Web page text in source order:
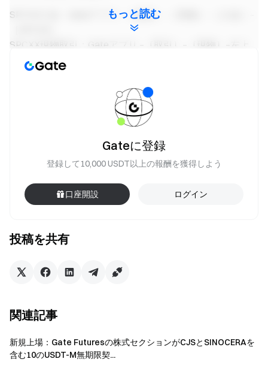
SPCXX入金：Gateアプリ –［資産］–［現物］–［入金］–
SPCXX現物取引：Gateアプリ –［取引］–［現物］–左上
でSPCXXマーケットを選択
SPCXX即時スワップ取引：Gateアプリ –［取引］–［即時
スワップ］–SPCXXを選択
暗号通貨へのゲートウェイ
今すぐ行動を
を獲得
Gate 公式ウェブサイトを訪問
X (Twitter) でフォローしてさらなるボーナスを獲得
Telegram コミュニティに参加
もっと読む
投稿を共有
Gateに登録
登録して10,000 USDT以上の報酬を獲得しよう
口座開設 ログイン
関連記事
新規上場：Gate Futuresの株式セクションがCJSとSINOCERAを
含む10のUSDT-M無期限契...